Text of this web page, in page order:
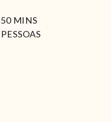
50MIN
MINS
PESSOAS